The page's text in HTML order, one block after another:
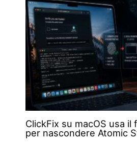
ClickFix su macOS usa
per nascondere Atomic